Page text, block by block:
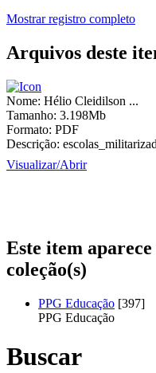
Mostrar registro completo
Arquivos deste
Nome: Hélio Cleidilson ...
Tamanho: 3.198Mb
Formato: PDF
Descrição:
Visualizar/Abrir
Este item
coleção(s)
PPG Educação [397]
PPG Educação
Buscar